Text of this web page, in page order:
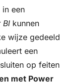
een
BI kunnen
wijze gedeeld
een
op feiten
met Power